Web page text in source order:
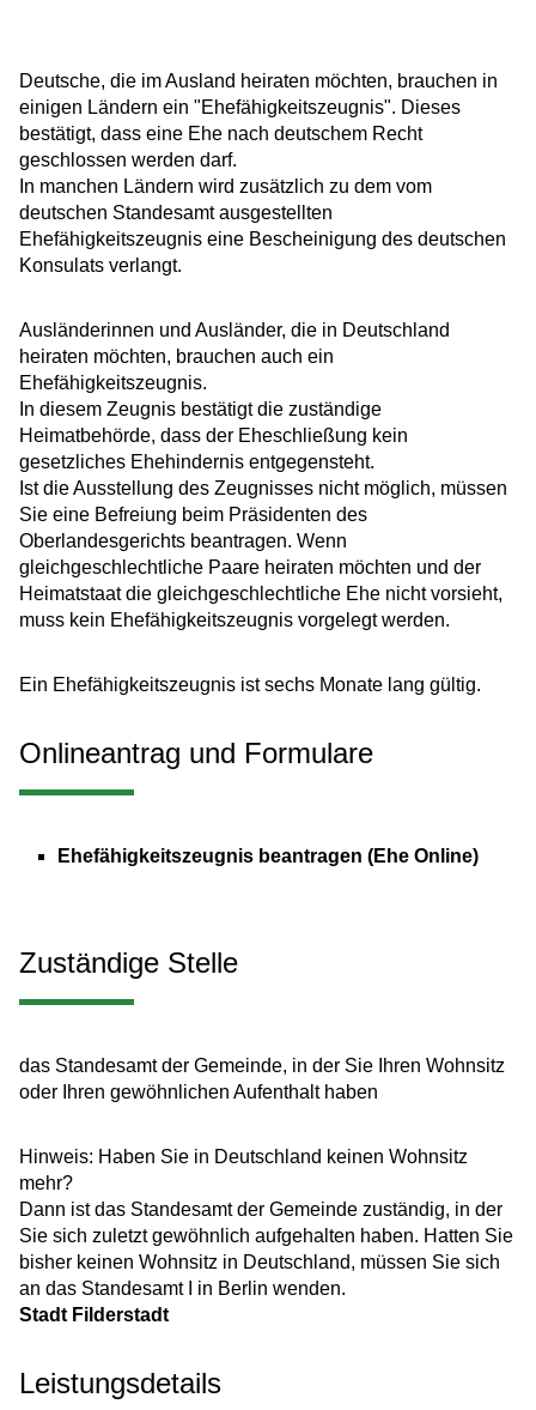
Deutsche, die im Ausland heiraten möchten, brauchen in
einigen Ländern ein "Ehefähigkeitszeugnis". Dieses
bestätigt, dass eine Ehe nach deutschem Recht
geschlossen werden darf.
In manchen Ländern wird zusätzlich zu dem vom
deutschen Standesamt ausgestellten
Ehefähigkeitszeugnis eine Bescheinigung des deutschen
Konsulats verlangt.
Ausländerinnen und Ausländer, die in Deutschland
heiraten möchten, brauchen auch ein
Ehefähigkeitszeugnis.
In diesem Zeugnis bestätigt die zuständige
Heimatbehörde, dass der Eheschließung kein
gesetzliches Ehehindernis entgegensteht.
Ist die Ausstellung des Zeugnisses nicht möglich, müssen
Sie eine Befreiung beim Präsidenten des
Oberlandesgerichts beantragen. Wenn
gleichgeschlechtliche Paare heiraten möchten und der
Heimatstaat die gleichgeschlechtliche Ehe nicht vorsieht,
muss kein Ehefähigkeitszeugnis vorgelegt werden.
Ein Ehefähigkeitszeugnis ist sechs Monate lang gültig.
Onlineantrag und Formulare
Ehefähigkeitszeugnis beantragen (Ehe Online)
Zuständige Stelle
das Standesamt der Gemeinde, in der Sie Ihren Wohnsitz
oder Ihren gewöhnlichen Aufenthalt haben
Hinweis: Haben Sie in Deutschland keinen Wohnsitz
mehr?
Dann ist das Standesamt der Gemeinde zuständig, in der
Sie sich zuletzt gewöhnlich aufgehalten haben. Hatten Sie
bisher keinen Wohnsitz in Deutschland, müssen Sie sich
an das Standesamt I in Berlin wenden.
Stadt Filderstadt
Leistungsdetails